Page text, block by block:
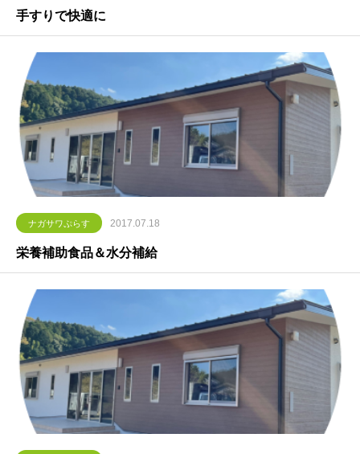
手すりで快適に
ナガサワぷらす 2017.07.18
栄養補助食品＆水分補給